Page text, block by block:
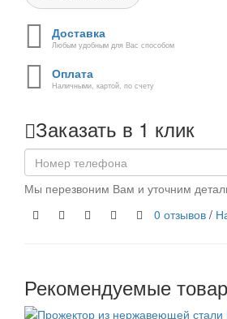
Доставка
Любым удобным для Вас способом
Оплата
Наличными, картой, по счету
Заказать в 1 клик
Мы перезвоним Вам и уточним
0 отзывов /
Рекомендуемые